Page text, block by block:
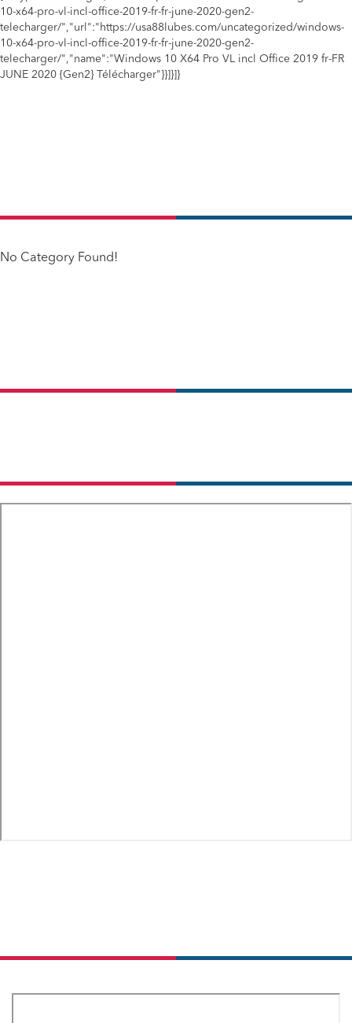
10-x64-pro-vl-incl-office-2019-fr-fr-june-2020-gen2-
telecharger/","url":"https://usa88lubes.com/uncategorized/windows-
10-x64-pro-vl-incl-office-2019-fr-fr-june-2020-gen2-
telecharger/","name":"Windows 10 X64 Pro VL incl Office 2019 fr-FR
JUNE 2020 {Gen2} Télécharger"}}]}]}
No Category Found!